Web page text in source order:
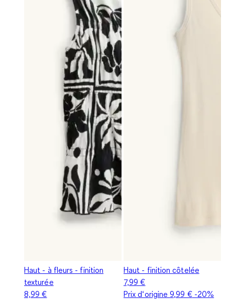
Haut - à fleurs - finition
texturée
8,99 €
Haut - finition côtelée
7,99 €
Prix d‘origine9,99 €-20%